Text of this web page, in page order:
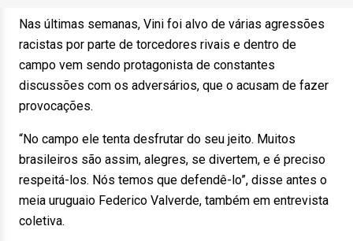
Nas últimas semanas, Vini foi alvo de várias agressões
racistas por parte de torcedores rivais e dentro de
campo vem sendo protagonista de constantes
discussões com os adversários, que o acusam de fazer
provocações.
“No campo ele tenta desfrutar do seu jeito. Muitos
brasileiros são assim, alegres, se divertem, e é preciso
respeitá-los. Nós temos que defendê-lo”, disse antes o
meia uruguaio Federico Valverde, também em entrevista
coletiva.